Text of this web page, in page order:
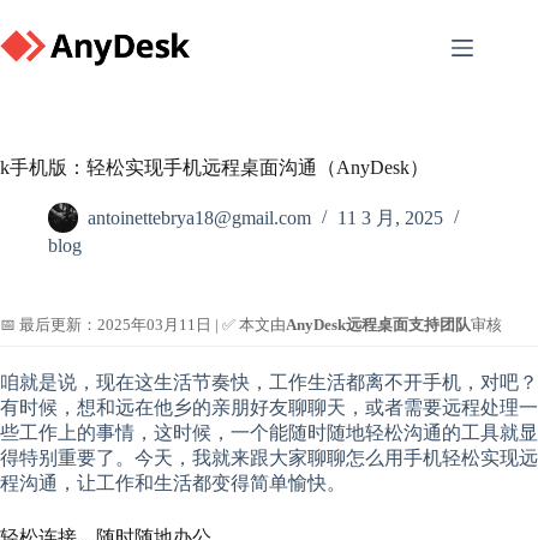
to
content
k手机版：轻松实现手机远程桌面沟通（AnyDesk）
antoinettebrya18@gmail.com
11 3 月, 2025
blog
📅 最后更新：2025年03月11日 | ✅ 本文由AnyDesk远程桌面支持团队审核
咱就是说，现在这生活节奏快，工作生活都离不开手机，对吧？
有时候，想和远在他乡的亲朋好友聊聊天，或者需要远程处理一
些工作上的事情，这时候，一个能随时随地轻松沟通的工具就显
得特别重要了。今天，我就来跟大家聊聊怎么用手机轻松实现远
程沟通，让工作和生活都变得简单愉快。